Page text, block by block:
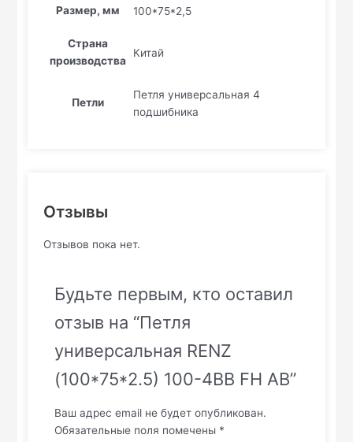
Размер, мм 100*75*2,5
Страна
производства
Китай
Петли
Петля универсальная 4
подшибника
Отзывы
Отзывов пока нет.
Будьте первым, кто оставил
отзыв на “Петля
универсальная RENZ
(100*75*2.5) 100-4BB FH AB”
Ваш адрес email не будет опубликован.
Обязательные поля помечены *